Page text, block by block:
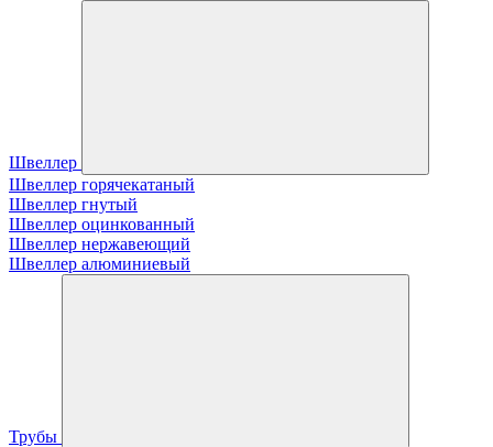
Швеллер
Швеллер горячекатаный
Швеллер гнутый
Швеллер оцинкованный
Швеллер нержавеющий
Швеллер алюминиевый
Трубы